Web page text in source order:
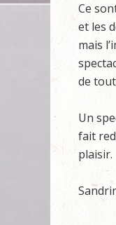
Ce
et les
mais
de
Un
fait
plaisir.